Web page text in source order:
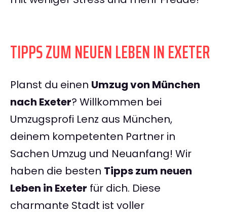
TIPPS ZUM NEUEN LEBEN IN EXETER
Planst du einen Umzug von München
nach Exeter? Willkommen bei
Umzugsprofi Lenz aus München,
deinem kompetenten Partner in
Sachen Umzug und Neuanfang! Wir
haben die besten Tipps zum neuen
Leben in Exeter für dich. Diese
charmante Stadt ist voller